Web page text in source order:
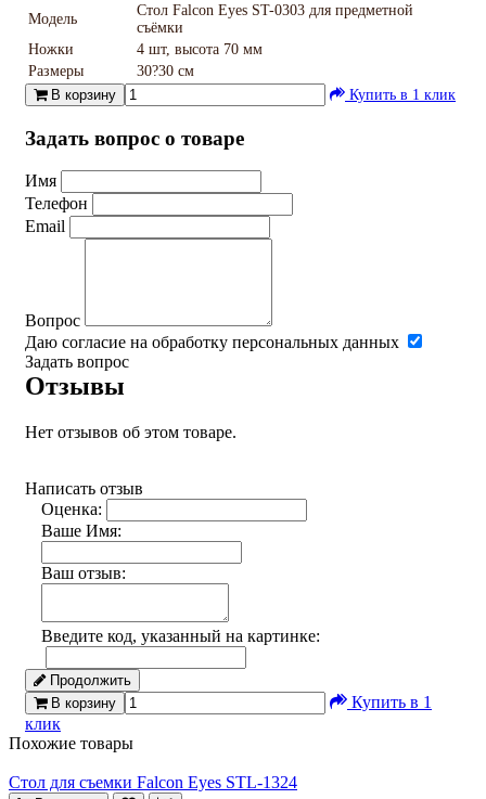
Модель
Стол Falcon Eyes ST-0303 для предметной
съёмки
Ножки
4 шт, высота 70 мм
Размеры
30?30 см
В корзину
Купить в 1 клик
Задать вопрос о товаре
Имя
Телефон
Email
Вопрос
Даю согласие на обработку персональных данных
Задать вопрос
Отзывы
Нет отзывов об этом товаре.
Написать отзыв
Оценка:
Ваше Имя:
Ваш отзыв:
Введите код, указанный на картинке:
Продолжить
В корзину
Купить в 1
клик
Похожие товары
Стол для съемки Falcon Eyes STL-1324